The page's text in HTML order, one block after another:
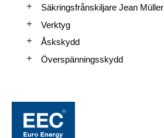
Säkringsfrånskiljare Jean Müller
Verktyg
Åskskydd
Överspänningsskydd